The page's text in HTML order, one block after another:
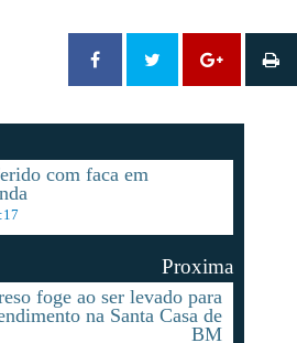
com faca em
Proxima
foge ao ser levado para
na Santa Casa de
BM